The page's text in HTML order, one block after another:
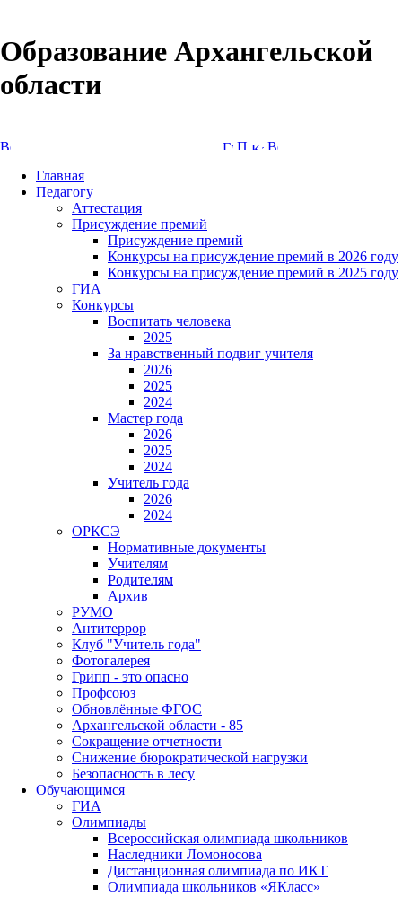
Образование Архангельской
области
Главная
Педагогу
Аттестация
Присуждение премий
Присуждение премий
Конкурсы на присуждение премий в 2026 году
Конкурсы на присуждение премий в 2025 году
ГИА
Конкурсы
Воспитать человека
2025
За нравственный подвиг учителя
2026
2025
2024
Мастер года
2026
2025
2024
Учитель года
2026
2024
ОРКСЭ
Нормативные документы
Учителям
Родителям
Архив
РУМО
Антитеррор
Клуб "Учитель года"
Фотогалерея
Грипп - это опасно
Профсоюз
Обновлённые ФГОС
Архангельской области - 85
Сокращение отчетности
Снижение бюрократической нагрузки
Безопасность в лесу
Обучающимся
ГИА
Олимпиады
Всероссийская олимпиада школьников
Наследники Ломоносова
Дистанционная олимпиада по ИКТ
Олимпиада школьников «ЯКласс»